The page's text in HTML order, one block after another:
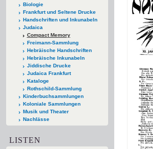
Biologie
Frankfurt und Seltene Drucke
Handschriften und Inkunabeln
Judaica
Compact Memory
Freimann-Sammlung
Hebräische Handschriften
Hebräische Inkunabeln
Jiddische Drucke
Judaica Frankfurt
Kataloge
Rothschild-Sammlung
Kinderbuchsammlungen
Koloniale Sammlungen
Musik und Theater
Nachlässe
LISTEN